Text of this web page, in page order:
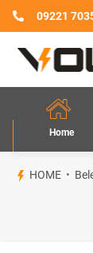
09221
Home
HOME